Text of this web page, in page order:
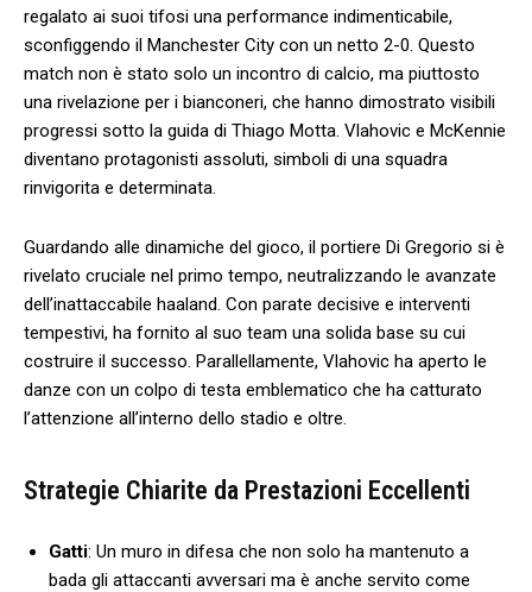
regalato ⁤ai suoi ⁤tifosi⁢ una performance indimenticabile,
sconfiggendo il Manchester City con un netto 2-0. Questo
match non è​ stato solo un incontro di calcio, ma piuttosto
una rivelazione per ‍i bianconeri, che hanno dimostrato visibili
progressi sotto ⁤la guida di⁤ Thiago Motta. Vlahovic e⁣ McKennie
diventano ​protagonisti assoluti, simboli di⁣ una squadra
⁣rinvigorita e determinata.
Guardando‍ alle dinamiche del ​gioco, il portiere Di Gregorio si è⁣
rivelato cruciale ​nel primo⁤ tempo, neutralizzando le avanzate⁣
dell’inattaccabile ‌haaland. Con parate decisive e interventi
tempestivi, ⁣ha fornito al suo team⁤ una solida⁤ base su cui
costruire il successo. Parallellamente, ‍Vlahovic ha ⁢aperto le
danze con un colpo ⁣di testa ‍emblematico che⁤ ha catturato
l’attenzione all’interno dello ‌stadio e oltre.
Strategie Chiarite da Prestazioni Eccellenti
Gatti:⁣ Un muro in difesa che non solo ha mantenuto a
bada gli attaccanti avversari ma è anche servito come